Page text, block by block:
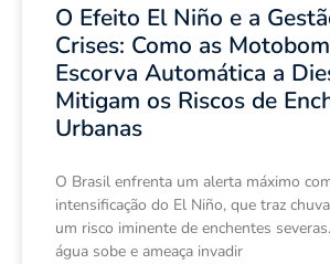
O Efeito El Niño e a
Crises: Como as
Escorva Automática a
Mitigam os Riscos de
Urbanas
O Brasil enfrenta um alerta máximo
intensificação do El Niño, que traz
um risco iminente de enchentes
água sobe e ameaça invadir